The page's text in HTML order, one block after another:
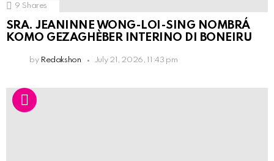
9 Shares
SRA. JEANINNE WONG-LOI-SING NOMBRÁ
KOMO GEZAGHÈBER INTERINO DI BONEIRU
by Redakshon July 21, 2026, 11:43 pm